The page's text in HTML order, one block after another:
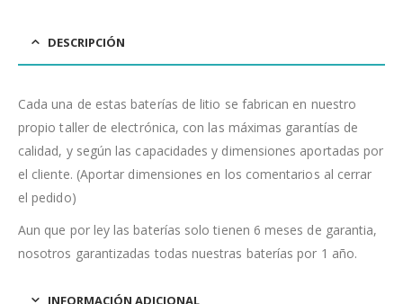
DESCRIPCIÓN
Cada una de estas baterías de litio se fabrican en nuestro
propio taller de electrónica, con las máximas garantías de
calidad, y según las capacidades y dimensiones aportadas por
el cliente. (Aportar dimensiones en los comentarios al cerrar
el pedido)
Aun que por ley las baterías solo tienen 6 meses de garantia,
nosotros garantizadas todas nuestras baterías por 1 año.
INFORMACIÓN ADICIONAL